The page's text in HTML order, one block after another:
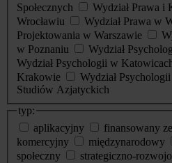
Społecznych
Wydział Prawa i
Wrocławiu
Wydział Prawa w
Projektowania w Warszawie
w Poznaniu
Wydział
Wydział Psychologii w
Krakowie
Wydział
Studiów Azjatyckich
typ:
aplikacyjny
finansowany
komercyjny
międzynarodowy
społeczny
strategiczno-